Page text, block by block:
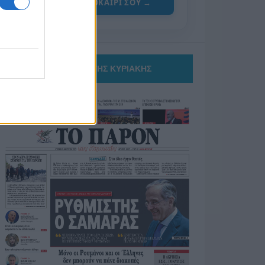
ΓΙΑ ΤΟ ΚΑΛΟΚΑΙΡΙ ΣΟΥ →
ΤΟ ΠΑΡΟΝ ΤΗΣ ΚΥΡΙΑΚΗΣ